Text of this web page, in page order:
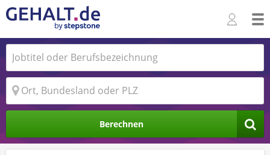
Berechnen